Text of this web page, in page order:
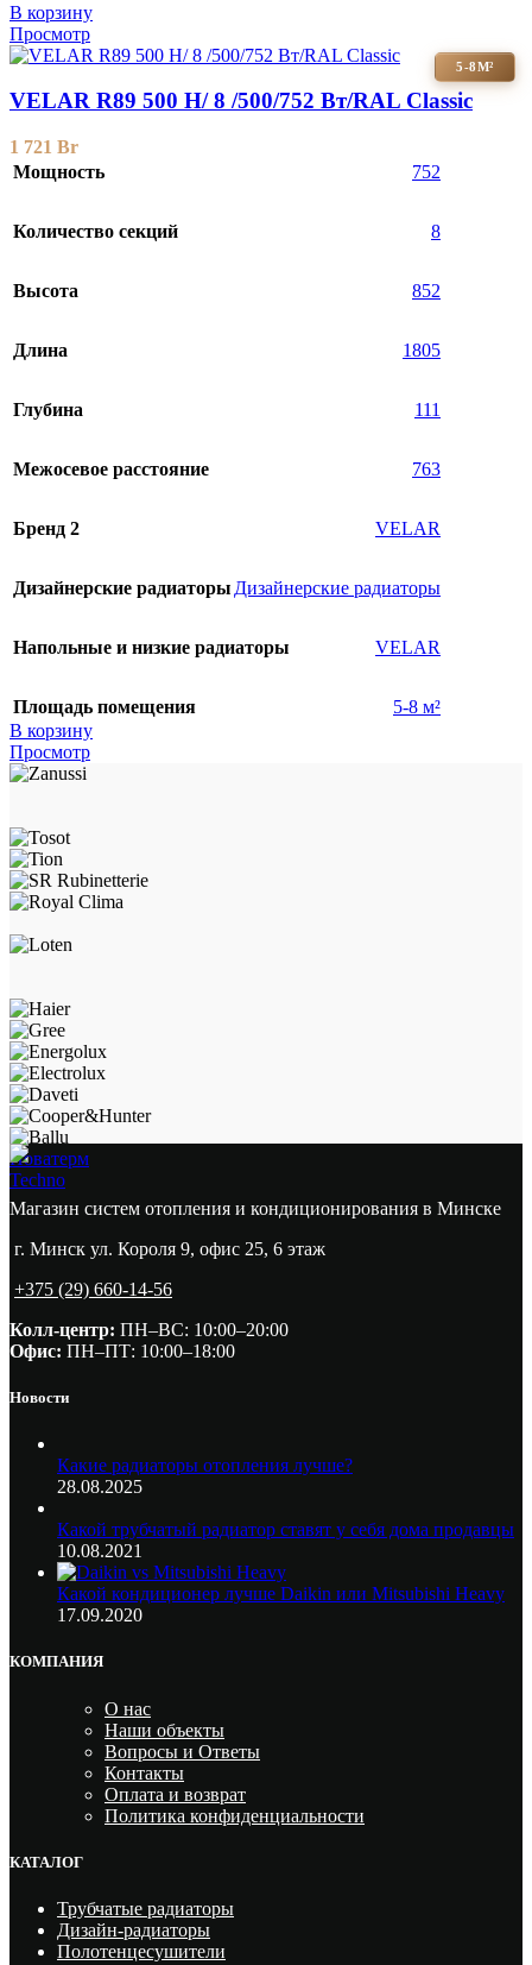
В корзину
Просмотр
5-8М²
VELAR R89 500 H/ 8 /500/752 Вт/RAL Classic
1 721 Br
Мощность
752
Количество секций 8
Высота 852
Длина 1805
Глубина 111
Межосевое расстояние 763
Бренд 2 VELAR
Дизайнерские радиаторы Дизайнерские радиаторы
Напольные и низкие радиаторы VELAR
Площадь помещения
5-8 м²
В корзину
Просмотр
Новатерм
Techno
Магазин систем отопления и кондиционирования в Минске
г. Минск ул. Короля 9, офис 25, 6 этаж
+375 (29) 660-14-56
Колл-центр: ПН–ВС: 10:00–20:00​
Офис: ПН–ПТ: 10:00–18:00
Новости
Какие радиаторы отопления лучше?
28.08.2025
Какой трубчатый радиатор ставят у себя дома продавцы
10.08.2021
Какой кондиционер лучше Daikin или Mitsubishi Heavy
17.09.2020
КОМПАНИЯ
О нас
Наши объекты
Вопросы и Ответы
Контакты
Оплата и возврат
Политика конфиденциальности
КАТАЛОГ
Трубчатые радиаторы
Дизайн-радиаторы
Полотенцесушители